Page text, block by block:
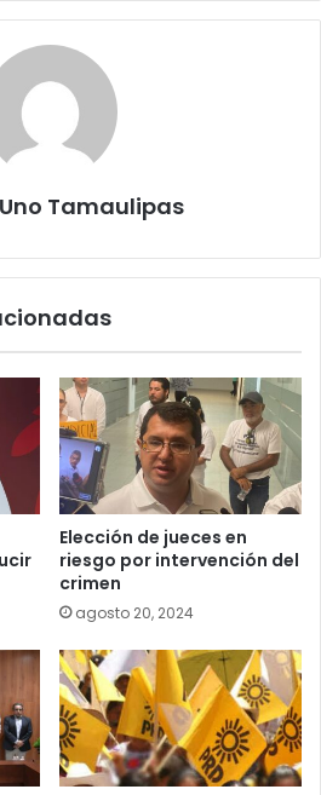
Tamaulipas
Elección de jueces en
riesgo por intervención del
crimen
agosto 20, 2024